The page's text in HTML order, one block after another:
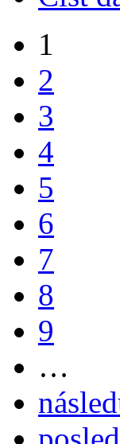
1
2
3
4
5
6
7
8
9
…